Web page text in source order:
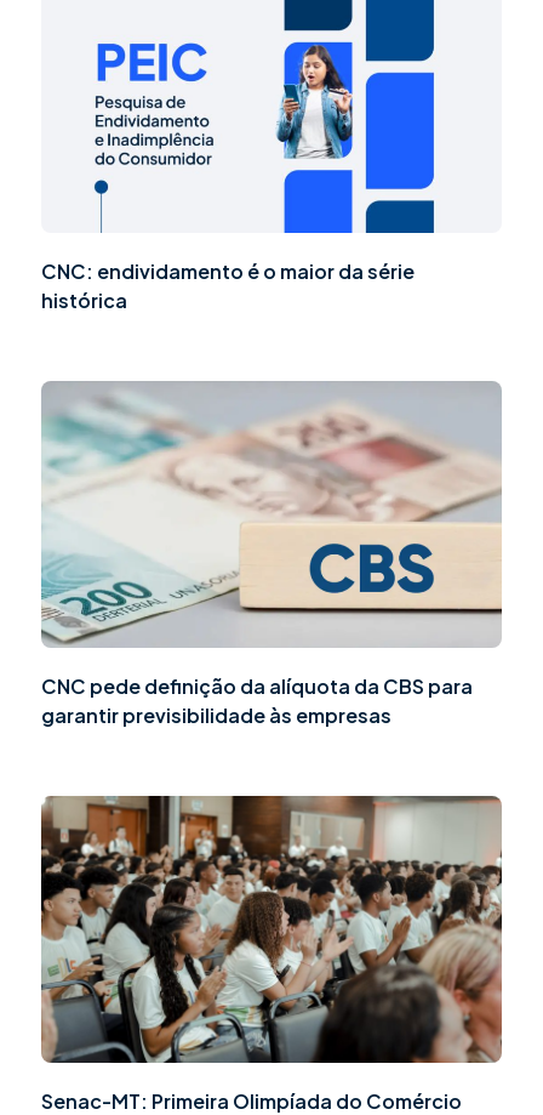
CNC: endividamento é o maior da série
histórica
CNC pede definição da alíquota da CBS para
garantir previsibilidade às empresas
Senac-MT: Primeira Olimpíada do Comércio